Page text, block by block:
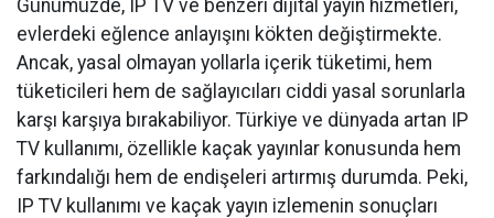
Günümüzde, IP TV ve benzeri dijital yayın hizmetleri,
evlerdeki eğlence anlayışını kökten değiştirmekte.
Ancak, yasal olmayan yollarla içerik tüketimi, hem
tüketicileri hem de sağlayıcıları ciddi yasal sorunlarla
karşı karşıya bırakabiliyor. Türkiye ve dünyada artan IP
TV kullanımı, özellikle kaçak yayınlar konusunda hem
farkındalığı hem de endişeleri artırmış durumda. Peki,
IP TV kullanımı ve kaçak yayın izlemenin sonuçları